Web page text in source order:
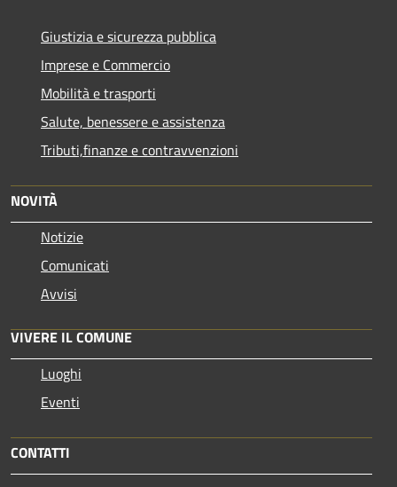
Giustizia e sicurezza pubblica
Imprese e Commercio
Mobilità e trasporti
Salute, benessere e assistenza
Tributi,finanze e contravvenzioni
NOVITÀ
Notizie
Comunicati
Avvisi
VIVERE IL COMUNE
Luoghi
Eventi
CONTATTI